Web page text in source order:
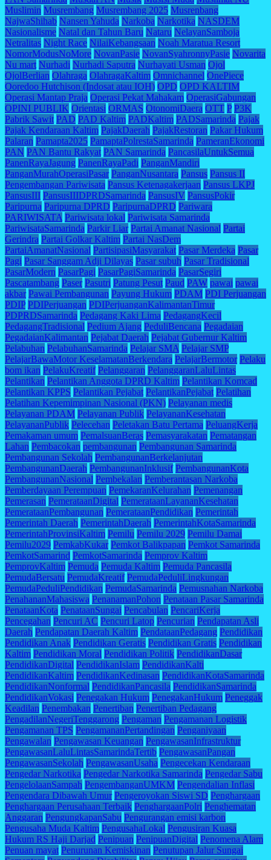
Muslimin Musrembang Musrembang 2025 Musrenbang
NajwaShihab Nansen Yahuda Narkoba Narkotika NASDEM
Nasionalisme Natal dan Tahun Baru Nataru NelayanSamboja
Netralitas Night Race NilaiKebangsaan Noah Maratua Resort
NomorModusNoMore NovanPasie NovanSyahronnyPasie Novarita
Nu mart Nurhadi Nurhadi Saputra Nurhayati Usman Ojol
OjolBerlian Olahraga OlahragaKaltim Omnichannel OnePiece
Ooredoo Hutchison (Indosat atau IOH) OPD OPD KALTIM
Operasi Mantap Praja Operasi Pekat Mahakam OperasiGabungan
OPINI PUBLIK Orientasi ORMAS OtonomiDaera OTT P P3K
Pabrik Sawit PAD PAD Kaltim PADKaltim PADSamarinda Pajak
Pajak Kendaraan Kaltim PajakDaerah PajakRestoran Pakar Hukum
Palaran Pamapta2025 PamaptaPolrestaSamarinda PameranEkonomi
PAN PAN Bantu Rakyat PAN Samarinda PancasilaUntukSemua
PanenRayaJagung PanenRayaPadi PanganMandiri
PanganMurahOperasiPasar PanganNusantara Pansus Pansus II
Pengembangan Pariwisata Pansus Ketenagakerjaan Pansus LKPJ
PansusIII PansusIIIDPRDSamarinda PansusIV PansusPokir
Paripurna Paripurna DPRD ParipurnaDPRD Pariwara
PARIWISATA Pariwisata lokal Pariwisata Samarinda
PariwisataSamarinda Parkir Liar Partai Amanat Nasional Partai
Gerindra Partai Golkar Kaltim Partai NasDem
PartaiAmanatNasional PartisipasiMasyarakat Pasar Merdeka Pasar
Pagi Pasar Sanggam Adji Dilayas Pasar subuh Pasar Tradisional
PasarModern PasarPagi PasarPagiSamarinda PasarSegiri
Pascatambang Paser Pasutri Patung Pesut Paud PAW pawai pawai
akbar Pawai Pembangunan Payung Hukum PDAM PDI Perjuangan
PDIP PDIPerjuangan PDIPerjuanganKalimantanTimur
PDPRDSamarinda Pedagang Kaki Lima PedagangKecil
PedagangTradisional Pedium Ajang PeduliBencana Pegadaian
PegadaianKalimantan Pejabat Daerah Pejabat Gubernur Kaltim
Pelabuhan PelabuhanSamarinda Pelajar SMA Pelajar SMP
PelajarBawaMotor KeselamatanBerkendara PelajarBermotor Pelaku
bom ikan PelakuKreatif Pelanggaran PelanggaranLaluLintas
Pelantikan Pelantikan Anggota DPRD Kaltim Pelantikan Komcad
Pelantikan KPPS Pelantikan Pejabat PelantikanPejabat Pelatihan
Pelatihan Kepemimpinan Nasional (PKN) Pelayanan medis
Pelayanan PDAM Pelayanan Publik PelayananKesehatan
PelayananPublik Pelecehan Peletakan Batu Pertama PeluangKerja
Pemakaman umum PemalsuanBeras Pemasyarakatan Pematangan
Lahan Pembacokan pembangunan Pembangunan Samarinda
Pembangunan Sekolah PembangunanBerkelanjutan
PembangunanDaerah PembangunanInklusif PembangunanKota
PembangunanNasional Pembekalan Pemberantasan Narkoba
Pemberdayaan Perempuan PemekaranKelurahan Pemenangan
Pemerasan PemerataanDigital PemerataanLayananKesehatan
PemerataanPembangunan PemerataanPendidikan Pemerintah
Pemerintah Daerah PemerintahDaerah PemerintahKotaSamarinda
PemerintahProvinsiKaltim Pemilu Pemilu 2029 Pemilu Damai
Pemilu2029 PemkabKukar Pemkot Balikpapan Pemkot Samarinda
PemkotSamarind PemkotSamarinda Pemprov Kaltim
PemprovKaltim Pemuda Pemuda Kaltim Pemuda Pancasila
PemudaBersatu PemudaKreatif PemudaPeduliLingkungan
PemudaPeduliPendidikan PemudaSamarinda Pemusnahan Narkoba
PenahananMahasiswa PenanamanPohon Penataan Pasar Samarinda
PenataanKota PenataanSungai Pencabulan PencariKerja
Pencegahan Pencuri AC Pencuri Latop Pencurian Pendapatan Asli
Daerah Pendapatan Daerah Kaltim PendataanPedagang Pendidikan
Pendidikan Anak Pendidikan Geratis Pendidikan Gratis Pendidikan
Kaltim Pendidikan Moral Pendidikan Politik PendidikanDasar
PendidikanDigital PendidikanIslam PendidikanKalti
PendidikanKaltim PendidikanKedinasan PendidikanKotaSamarinda
PendidikanNonformal PendidikanPancasila PendidikanSamarinda
PendidikanVokasi Penegakan Hukum PenegakanHukum Peneggak
Keadilan Penembakan Penertiban Penertiban Pedagang
PengadilanNegeriTenggarong Pengaman Pengamanan Logistik
Pengamanan TPS PengamananPertandingan Penganiyaan
Pengawalan Pengawasan Keuangan PengawasanInfrastruktur
PengawasanLaluLintasSamarindaTertib PengawasanPangan
PengawasanSekolah PengawasanUsaha Pengecekan Kendaraan
Pengedar Narkotika Pengedar Narkotika Samarinda Pengedar Sabu
PengelolaanSampah PengembanganUMKM Pengendalian Inflasi
Pengendara Dibawah Umur Pengeroyokan Siswi SD Penghargaan
Penghargaan Perusahaan Terbaik PenghargaanPolri Penghematan
Anggaran PengungkapanSabu Pengurangan emisi karbon
Pengusaha Muda Kaltim PengusahaLokal Pengusiran Kuasa
Hukum RS Haji Darjad Penipuan PenipuanDigital Penomena Alam
Penuan mayat Penurunan Kemiskinan Penutupan Jalur Sungai